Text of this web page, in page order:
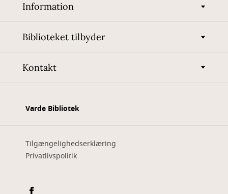
Information
Biblioteket tilbyder
Kontakt
Varde Bibliotek
Tilgængelighedserklæring
Privatlivspolitik